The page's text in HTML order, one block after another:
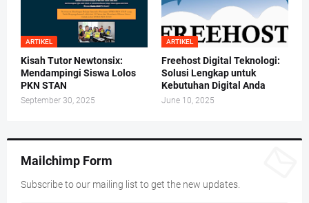
ARTIKEL
Kisah Tutor Newtonsix:
Mendampingi Siswa Lolos
PKN STAN
September 30, 2025
ARTIKEL
Freehost Digital Teknologi:
Solusi Lengkap untuk
Kebutuhan Digital Anda
June 10, 2025
Mailchimp Form
Subscribe to our mailing list to get the new updates.